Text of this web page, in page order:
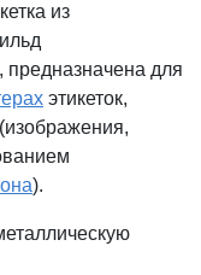
из
для
этикеток,
).